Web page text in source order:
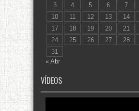
3
4 5 6 7
10
11 12 13 14
17
18 19 20 21
24
25 26 27 28
31
« Abr
VÍDEOS